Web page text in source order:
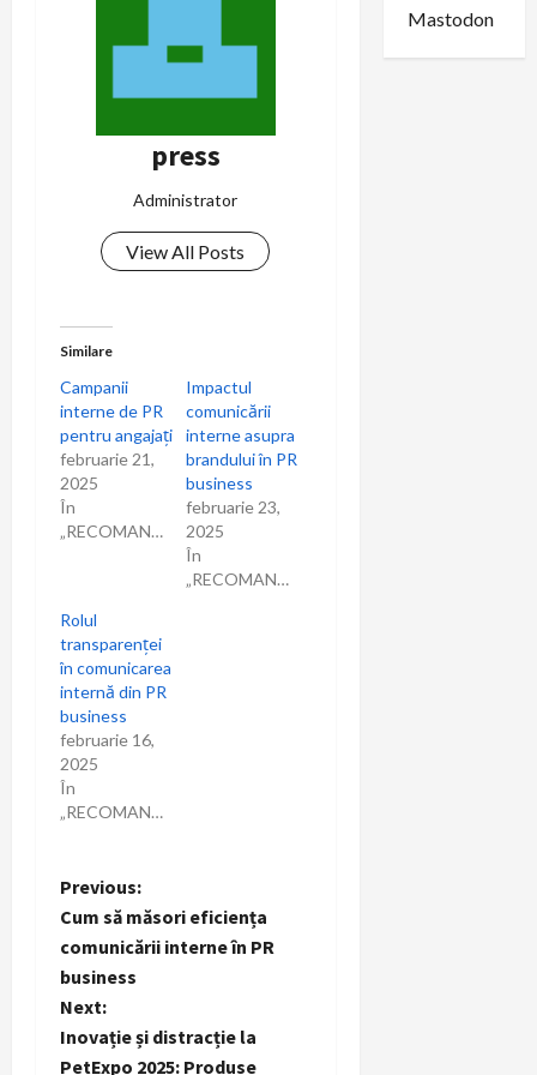
press
Administrator
View All Posts
Similare
Campanii
interne de PR
pentru angajați
februarie 21,
2025
În
„RECOMANDARI”
Impactul
comunicării
interne asupra
brandului în PR
business
februarie 23,
2025
În
„RECOMANDARI”
Rolul
transparenței
în comunicarea
internă din PR
business
februarie 16,
2025
În
„RECOMANDARI”
P
o
s
t
Previous:
Cum să măsori eficiența
comunicării interne în PR
business
Next:
Inovație și distracție la
PetExpo 2025: Produse
Mastodon